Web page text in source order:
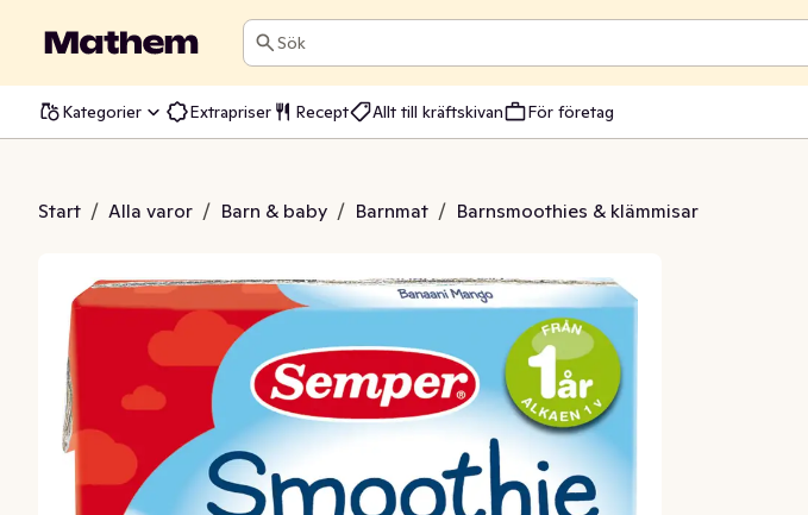
Sök
Kategorier Extrapriser Recept Allt till kräftskivan För företag
Start / Alla varor / Barn & baby / Barnmat / Barnsmoothies & klämmisar
Mango 12M